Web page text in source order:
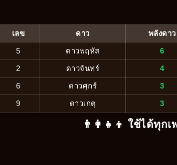
เลข ดาว พลังดาว
5 ดาวพฤหัส 6
2 ดาวจันทร์ 4
6 ดาวศุกร์ 3
9 ดาวเกตุ 3
👨‍👩‍👧‍👦 ใช้ได้ทุกเ